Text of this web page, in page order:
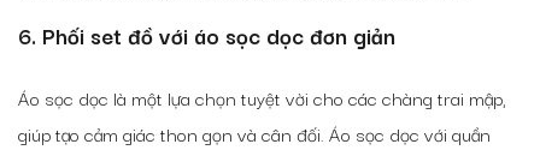
6. Phối set đồ với áo sọc dọc đơn giản
Áo sọc dọc là một lựa chọn tuyệt vời cho các chàng trai mập,
giúp tạo cảm giác thon gọn và cân đối. Áo sọc dọc với quần